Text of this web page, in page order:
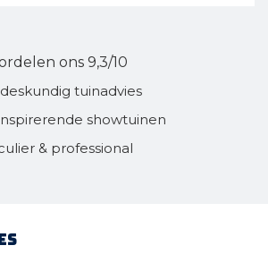
ons 9,3/10
tuinadvies
showtuinen
& professional